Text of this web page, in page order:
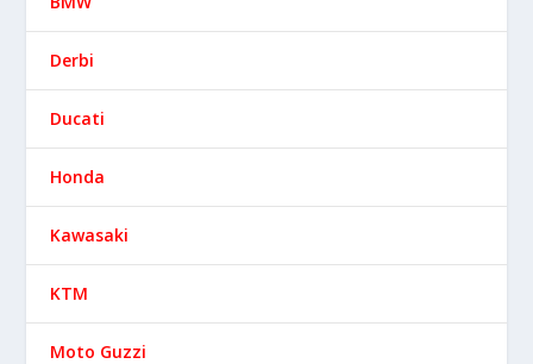
Derbi
Ducati
Honda
Kawasaki
KTM
Moto Guzzi